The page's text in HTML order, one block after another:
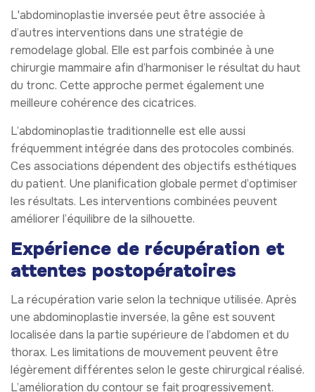
L'abdominoplastie inversée peut être associée à
d’autres interventions dans une stratégie de
remodelage global. Elle est parfois combinée à une
chirurgie mammaire afin d’harmoniser le résultat du haut
du tronc. Cette approche permet également une
meilleure cohérence des cicatrices.
L’abdominoplastie traditionnelle est elle aussi
fréquemment intégrée dans des protocoles combinés.
Ces associations dépendent des objectifs esthétiques
du patient. Une planification globale permet d’optimiser
les résultats. Les interventions combinées peuvent
améliorer l’équilibre de la silhouette.
Expérience de récupération et
attentes postopératoires
La récupération varie selon la technique utilisée. Après
une abdominoplastie inversée, la gêne est souvent
localisée dans la partie supérieure de l’abdomen et du
thorax. Les limitations de mouvement peuvent être
légèrement différentes selon le geste chirurgical réalisé.
L’amélioration du contour se fait progressivement.